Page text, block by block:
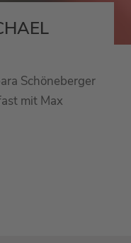
Schöneberger
mit Max